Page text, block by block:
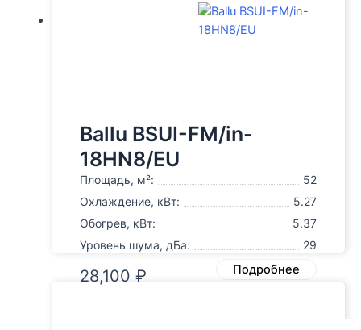
Ballu BSUI-FM/in-
18HN8/EU
Площадь, м²:
52
Охлаждение, кВт:
5.27
Обогрев, кВт:
5.37
Уровень шума, дБа:
29
28,100 ₽ Подробнее